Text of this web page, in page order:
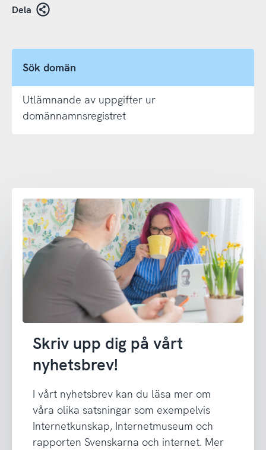
Dela
Sök domän
Utlämnande av uppgifter ur
domännamnsregistret
Skriv upp dig på vårt
nyhetsbrev!
I vårt nyhetsbrev kan du läsa mer om
våra olika satsningar som exempelvis
Internetkunskap, Internetmuseum och
rapporten Svenskarna och internet. Mer